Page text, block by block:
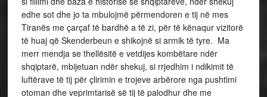
edhe sot dhe jo ta mbulojmë përmendoren e tij në mes
Tiranës me çarçaf të bardhë a të zi, për të kënaqur vizitorë
të huaj që Skenderbeun e shikojnë si armik të tyre. Ma
merr mendja se thellësitë e vetdijes kombëtare ndër
shqiptarë, mbijetuan ndër shekuj, si rrjedhim i ndikimit të
luftërave të tij për çlirimin e trojeve arbërore nga pushtimi
otoman dhe veprimtarisë së tij të palodhur dhe me